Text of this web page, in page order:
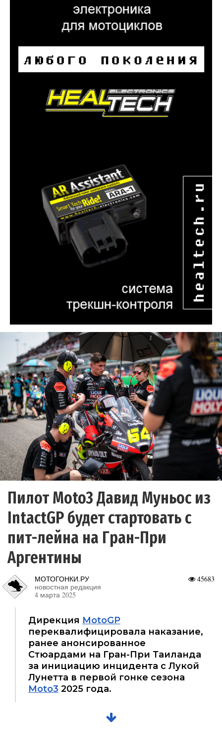
Пилот Moto3 Давид Муньос из
IntactGP будет стартовать с
пит-лейна на Гран-При
Аргентины
45683
МОТОГОНКИ.РУ
новостная редакция
4 марта 2025
Дирекция MotoGP
переквалифицировала наказание,
ранее анонсированное
Стюардами на Гран-При Таиланда
за инициацию инцидента с Лукой
Лунетта в первой гонке сезона
Moto3 2025 года.